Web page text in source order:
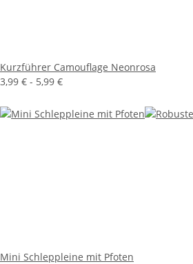
Kurzführer Camouflage Neonrosa
3,99 € - 5,99 €
Mini Schleppleine mit Pfoten